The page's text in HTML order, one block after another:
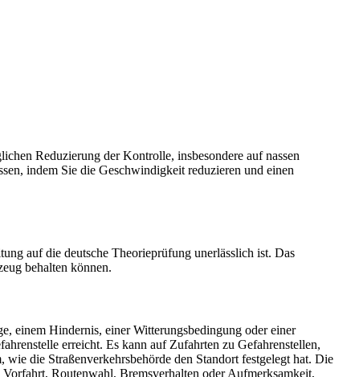
Reduzierung der Kontrolle, insbesondere auf nassen
indem Sie die Geschwindigkeit reduzieren und einen
auf die deutsche Theorieprüfung unerlässlich ist. Das
behalten können.
einem Hindernis, einer Witterungsbedingung oder einer
erreicht. Es kann auf Zufahrten zu Gefahrenstellen,
die Straßenverkehrsbehörde den Standort festgelegt hat. Die
Routenwahl, Bremsverhalten oder Aufmerksamkeit,